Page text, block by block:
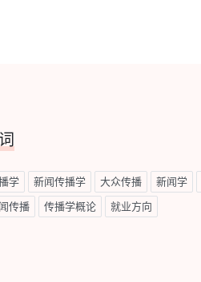
学 新闻传播学 大众传播 新闻学
传播 传播学概论 就业方向